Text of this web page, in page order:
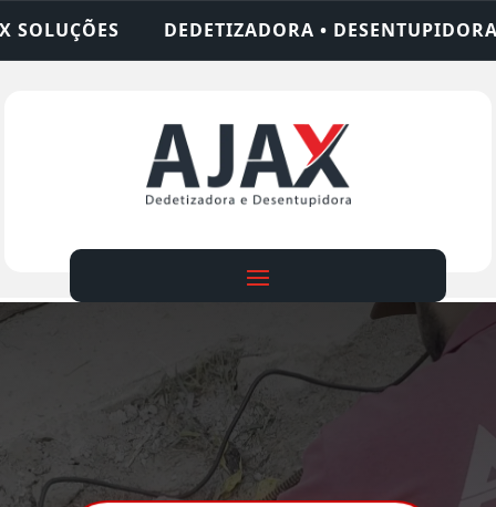
• DESENTUPIDORA • LIMPEZA DE FOSSA